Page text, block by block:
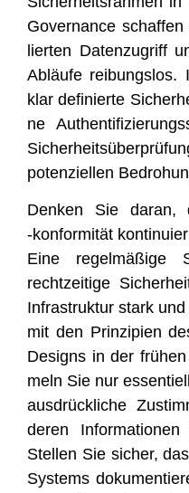
Gover­nan­ce
lier­ten Daten­zu­griff
Abläu­fe rei­bungs­los.
klar defi­nier­te
ne
poten­zi­el­len
Den­ken Sie dar­an,
‑kon­for­mi­tät
Eine regel­mä­ßi­ge
recht­zei­ti­ge
Infra­struk­tur stark
mit den Prin­zi­pi­en
Designs in der
meln Sie nur
aus­drück­li­che
deren
Stel­len Sie sicher,
Sys­tems